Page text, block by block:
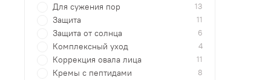
Для сужения пор 13
Защита 11
Защита от солнца 6
Комплексный уход 4
Коррекция овала лица 11
Кремы с пептидами 8